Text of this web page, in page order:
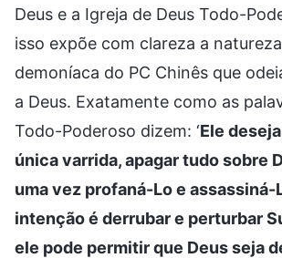
Deus e a Igreja de Deus Todo-
isso expõe com clareza a
demoníaca do PC Chinês que
a Deus. Exatamente como as
Todo-Poderoso dizem: ‘Ele
única varrida, apagar tudo sobre
uma vez profaná-Lo e assassiná-
intenção é derrubar e perturbar
ele pode permitir que Deus seja